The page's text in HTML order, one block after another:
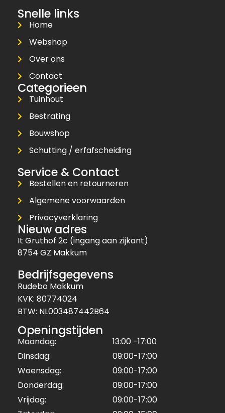
Snelle links
Home
Webshop
Over ons
Contact
Categorieen
Tuinhout
Bestrating
Bouwshop
Schutting / erfafscheiding
Service & Contact
Bestellen en retourneren
Algemene voorwaarden
Privacyverklaring
Nieuw adres
It Gruthof 2c (ingang aan zijkant)
8754 GZ Makkum
Bedrijfsgegevens
Rudebo Makkum
KVK: 80774024
BTW: NL003487442B64
Openingstijden
Maandag:
13:00 -17:00
Dinsdag:
09:00-17:00
Woensdag:
09:00-17:00
Donderdag:
09:00-17:00
Vrijdag:
09:00-17:00